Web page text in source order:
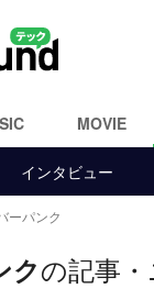
MOVIE
インタビュー
ーパンク
クの記事